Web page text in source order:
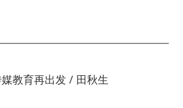
教育再出发 / 田秋生